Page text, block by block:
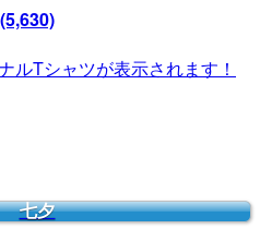
(5,630)
ルTシャツが表示されます！
七夕